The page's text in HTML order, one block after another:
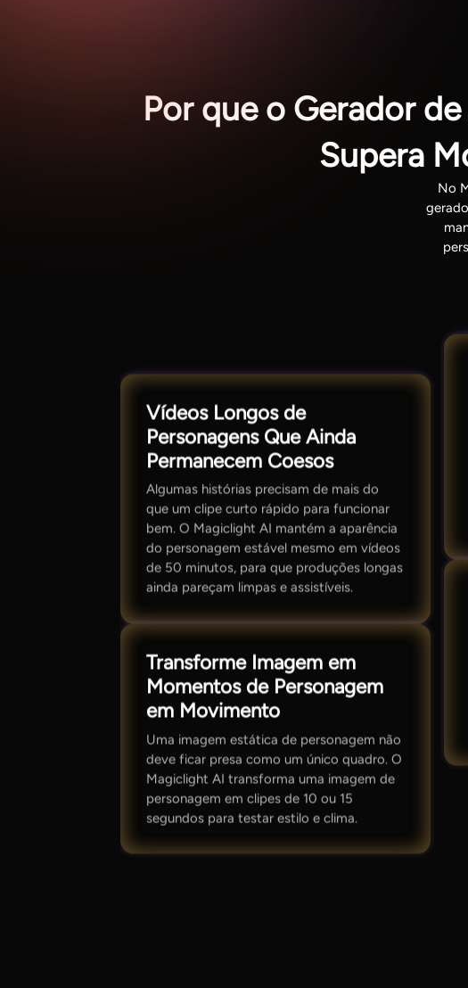
Por que o Gerador
Supera
No
Vídeos Longos de
Personagens Que Ainda
Permanecem Coesos
Algumas histórias precisam de mais do
que um clipe curto rápido para funcionar
bem. O Magiclight AI mantém a aparência
do personagem estável mesmo em vídeos
de 50 minutos, para que produções longas
ainda pareçam limpas e assistíveis.
Transforme Imagem em
Momentos de Personagem
em Movimento
Uma imagem estática de personagem não
deve ficar presa como um único quadro. O
Magiclight AI transforma uma imagem de
personagem em clipes de 10 ou 15
segundos para testar estilo e clima.